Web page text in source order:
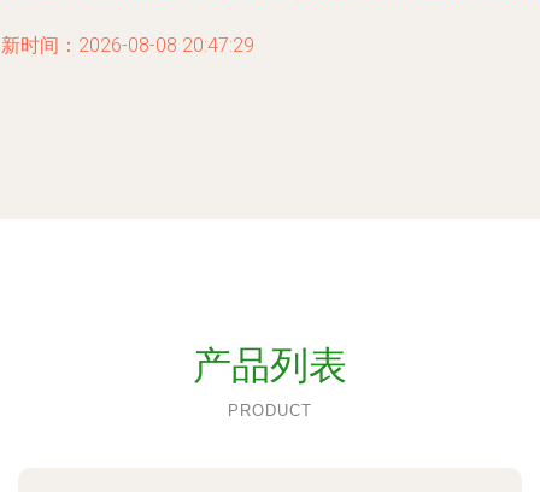
时间：2026-08-08 20:47:29
产品列表
PRODUCT